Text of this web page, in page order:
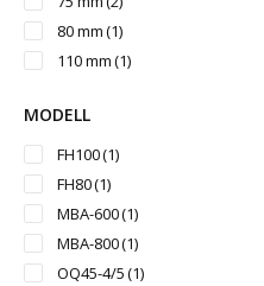
80 mm(1)
110 mm(1)
MODELL
FH100(1)
FH80(1)
MBA-600(1)
MBA-800(1)
OQ45-4/5(1)